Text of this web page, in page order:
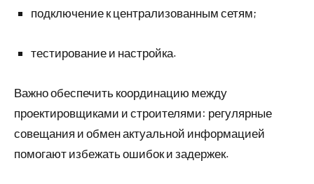
подключение к централизованным сетям;
тестирование и настройка.
Важно обеспечить координацию между
проектировщиками и строителями: регулярные
совещания и обмен актуальной информацией
помогают избежать ошибок и задержек.